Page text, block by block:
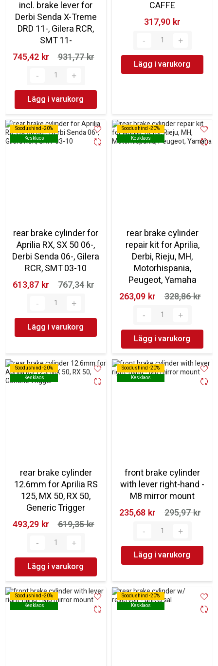
incl. brake lever for
Derbi Senda X-Treme
DRD 11-, Gilera RCR,
SMT 11-
745,42 kr‎
931,77 kr‎
Lägg i varukorg
CAFFE
317,90 kr‎
Lägg i varukorg
Soodushind -20%
Kesklaos
Soodushind -20%
Kesklaos
rear brake cylinder for
Aprilia RX, SX 50 06-,
Derbi Senda 06-, Gilera
RCR, SMT 03-10
613,87 kr‎
767,34 kr‎
Lägg i varukorg
Soodushind -20%
Kesklaos
Soodushind -20%
Kesklaos
rear brake cylinder
repair kit for Aprilia,
Derbi, Rieju, MH,
Motorhispania,
Peugeot, Yamaha
263,09 kr‎
328,86 kr‎
Lägg i varukorg
Soodushind -20%
Kesklaos
Soodushind -20%
Kesklaos
rear brake cylinder
12.6mm for Aprilia RS
125, MX 50, RX 50,
Generic Trigger
493,29 kr‎
619,35 kr‎
Lägg i varukorg
Soodushind -20%
Kesklaos
Soodushind -20%
Kesklaos
front brake cylinder
with lever right-hand -
M8 mirror mount
235,68 kr‎
295,97 kr‎
Lägg i varukorg
Soodushind -20%
Kesklaos
Soodushind -20%
Kesklaos
Soodushind -20%
Kesklaos
Soodushind -20%
Kesklaos